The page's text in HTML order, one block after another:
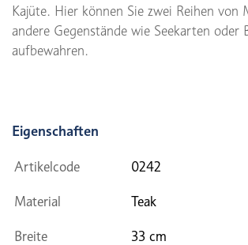
Kajüte. Hier können Sie zwei Reihen von
andere Gegenstände wie Seekarten oder
aufbewahren.
Eigenschaften
Artikelcode 0242
Material Teak
Breite 33 cm